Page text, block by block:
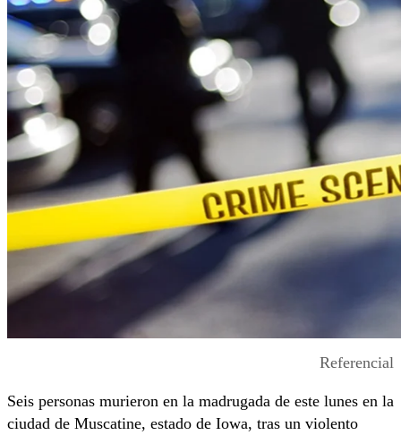
Referencial
Seis personas murieron en la madrugada de este lunes en la
ciudad de Muscatine, estado de Iowa, tras un violento